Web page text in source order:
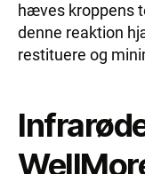
hæves kroppens
denne reaktion
restituere og